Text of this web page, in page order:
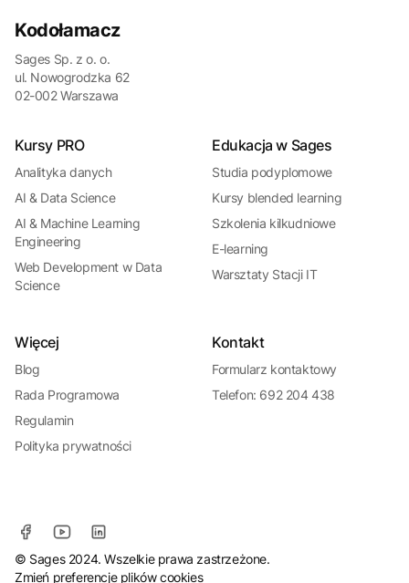
Kodołamacz
Sages Sp. z o. o.
ul. Nowogrodzka 62
02-002 Warszawa
Kursy PRO
Analityka danych
AI & Data Science
AI & Machine Learning
Engineering
Web Development w Data
Science
Edukacja w Sages
Studia podyplomowe
Kursy blended learning
Szkolenia kilkudniowe
E-learning
Warsztaty Stacji IT
Więcej
Blog
Rada Programowa
Regulamin
Polityka prywatności
Kontakt
Formularz kontaktowy
Telefon: 692 204 438
© Sages 2024. Wszelkie prawa zastrzeżone.
Zmień preferencje plików cookies